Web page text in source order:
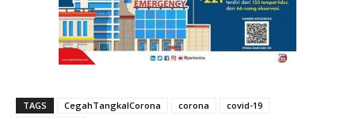
TAGS CegahTangkalCorona corona
covid-19